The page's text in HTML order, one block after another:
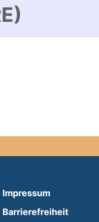
link, opens in a
(external link, opens in
Impressum
Barrierefreiheit